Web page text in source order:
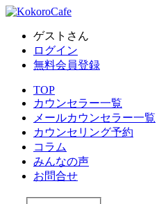
ゲストさん
ログイン
無料会員登録
TOP
カウンセラー一覧
メールカウンセラー一覧
カウンセリング予約
コラム
みんなの声
お問合せ